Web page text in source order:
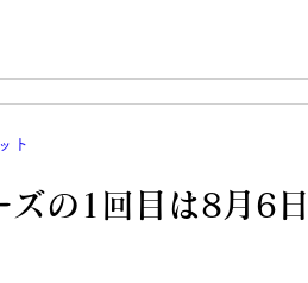
ズの1回目は8月6日
ト